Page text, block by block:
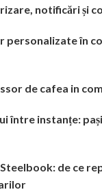
notificări și
personalizate în
de cafea in
între instanțe:
de ce